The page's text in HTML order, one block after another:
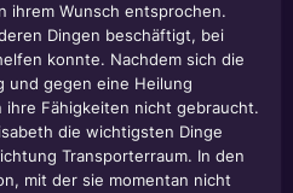
ihrem Wunsch entsprochen.
Dingen beschäftigt, bei
konnte. Nachdem sich die
und gegen eine Heilung
Fähigkeiten nicht gebraucht.
die wichtigsten Dinge
Transporterraum. In den
mit der sie momentan nicht